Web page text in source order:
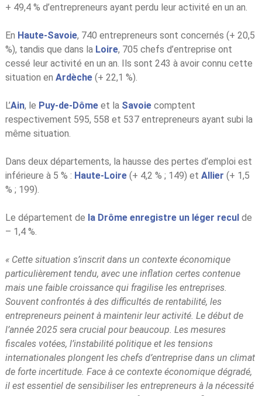
+ 49,4 % d’entrepreneurs ayant perdu leur activité en un an.
En Haute-Savoie, 740 entrepreneurs sont concernés (+ 20,5
%), tandis que dans la Loire, 705 chefs d’entreprise ont
cessé leur activité en un an. Ils sont 243 à avoir connu cette
situation en Ardèche(+ 22,1 %).
L’Ain, le Puy-de-Dômeet la Savoiecomptent
respectivement 595, 558 et 537 entrepreneurs ayant subi la
même situation.
Dans deux départements, la hausse des pertes d’emploi est
inférieure à 5 % : Haute-Loire(+ 4,2 % ; 149) et Allier (+ 1,5
% ; 199).
Le département de la Drôme enregistre un léger reculde
– 1,4 %.
« Cette situation s’inscrit dans un contexte économique
particulièrement tendu, avec une inflation certes contenue
mais une faible croissance qui fragilise les entreprises.
Souvent confrontés à des difficultés de rentabilité, les
entrepreneurs peinent à maintenir leur activité. Le début de
l’année 2025 sera crucial pour beaucoup. Les mesures
fiscales votées, l’instabilité politique et les tensions
internationales plongent les chefs d’entreprise dans un climat
de forte incertitude. Face à ce contexte économique dégradé,
il est essentiel de sensibiliser les entrepreneurs à la nécessité